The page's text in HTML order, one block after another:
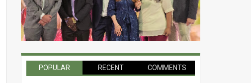
POPULAR RECENT COMMENTS